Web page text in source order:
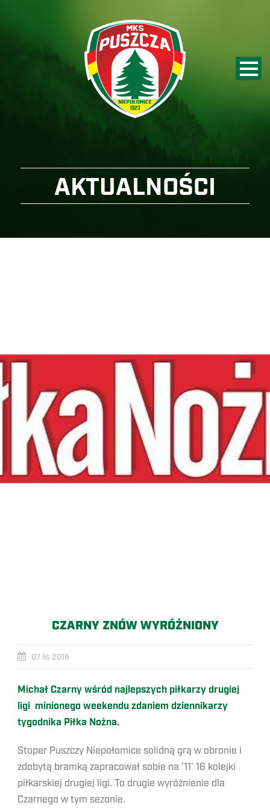
AKTUALNOŚCI
CZARNY ZNÓW WYRÓŻNIONY
07 lis 2016
Michał Czarny wśród najlepszych piłkarzy drugiej
ligi minionego weekendu zdaniem dziennikarzy
tygodnika Piłka Nożna.
Stoper Puszczy Niepołomice solidną grą w obronie i
zdobytą bramką zapracował sobie na ’11’ 16 kolejki
piłkarskiej drugiej ligi. To drugie wyróżnienie dla
Czarnego w tym sezonie.